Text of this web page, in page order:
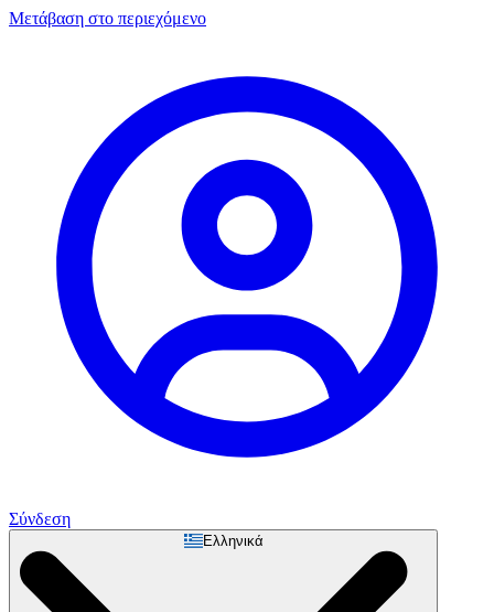
Μετάβαση στο περιεχόμενο
Σύνδεση
Ελληνικά